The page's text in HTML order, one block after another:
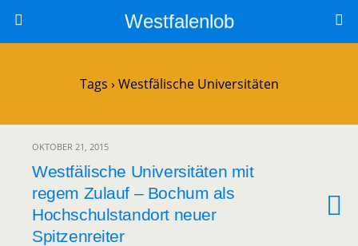
Westfalenlob
Tags › Westfälische Universitäten
OKTOBER 21, 2015
Westfälische Universitäten mit
regem Zulauf – Bochum als
Hochschulstandort neuer
Spitzenreiter